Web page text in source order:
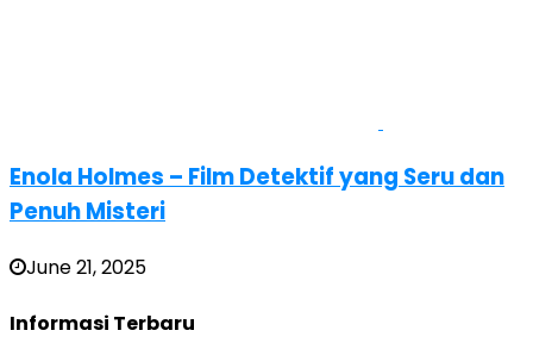
Enola Holmes – Film Detektif yang Seru dan
Penuh Misteri
June 21, 2025
Informasi Terbaru